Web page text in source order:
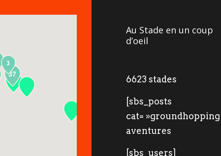
37
3
Au Stade en un coup
d’oeil
6623 stades
[sbs_posts
cat= »groundhopping
aventures
[sbs_users]